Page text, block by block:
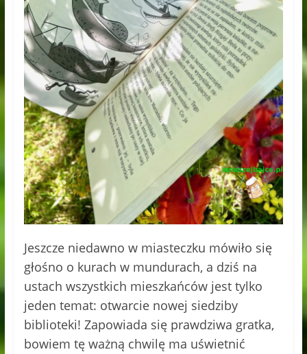
Jeszcze niedawno w miasteczku mówiło się
głośno o kurach w mundurach, a dziś na
ustach wszystkich mieszkańców jest tylko
jeden temat: otwarcie nowej siedziby
biblioteki! Zapowiada się prawdziwa gratka,
bowiem tę ważną chwilę ma uświetnić